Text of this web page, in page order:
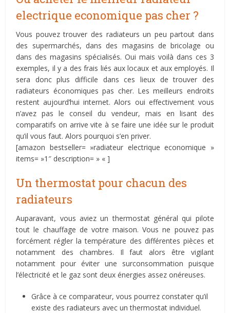
electrique economique pas cher ?
Vous pouvez trouver des radiateurs un peu partout dans
des supermarchés, dans des magasins de bricolage ou
dans des magasins spécialisés. Oui mais voilà dans ces 3
exemples, il y a des frais liés aux locaux et aux employés. Il
sera donc plus difficile dans ces lieux de trouver des
radiateurs économiques pas cher. Les meilleurs endroits
restent aujourd’hui internet. Alors oui effectivement vous
n’avez pas le conseil du vendeur, mais en lisant des
comparatifs on arrive vite à se faire une idée sur le produit
qu’il vous faut. Alors pourquoi s’en priver.
[amazon bestseller= »radiateur electrique economique »
items= »1″ description= » « ]
Un thermostat pour chacun des
radiateurs
Auparavant, vous aviez un thermostat général qui pilote
tout le chauffage de votre maison. Vous ne pouvez pas
forcément régler la température des différentes pièces et
notamment des chambres. Il faut alors être vigilant
notamment pour éviter une surconsommation puisque
l’électricité et le gaz sont deux énergies assez onéreuses.
Grâce à ce comparateur, vous pourrez constater qu’il
existe des radiateurs avec un thermostat individuel.